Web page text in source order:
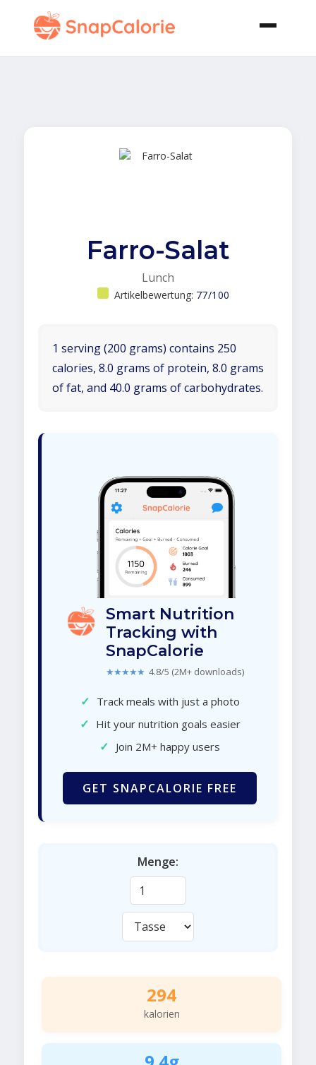
Farro-Salat
Lunch
Artikelbewertung: 77/100
1 serving (200 grams) contains 250
calories, 8.0 grams of protein, 8.0 grams
of fat, and 40.0 grams of carbohydrates.
Smart Nutrition
Tracking with
SnapCalorie
★★★★★ 4.8/5 (2M+ downloads)
✓ Track meals with just a photo
✓ Hit your nutrition goals easier
✓ Join 2M+ happy users
GET SNAPCALORIE FREE
Menge:
294
kalorien